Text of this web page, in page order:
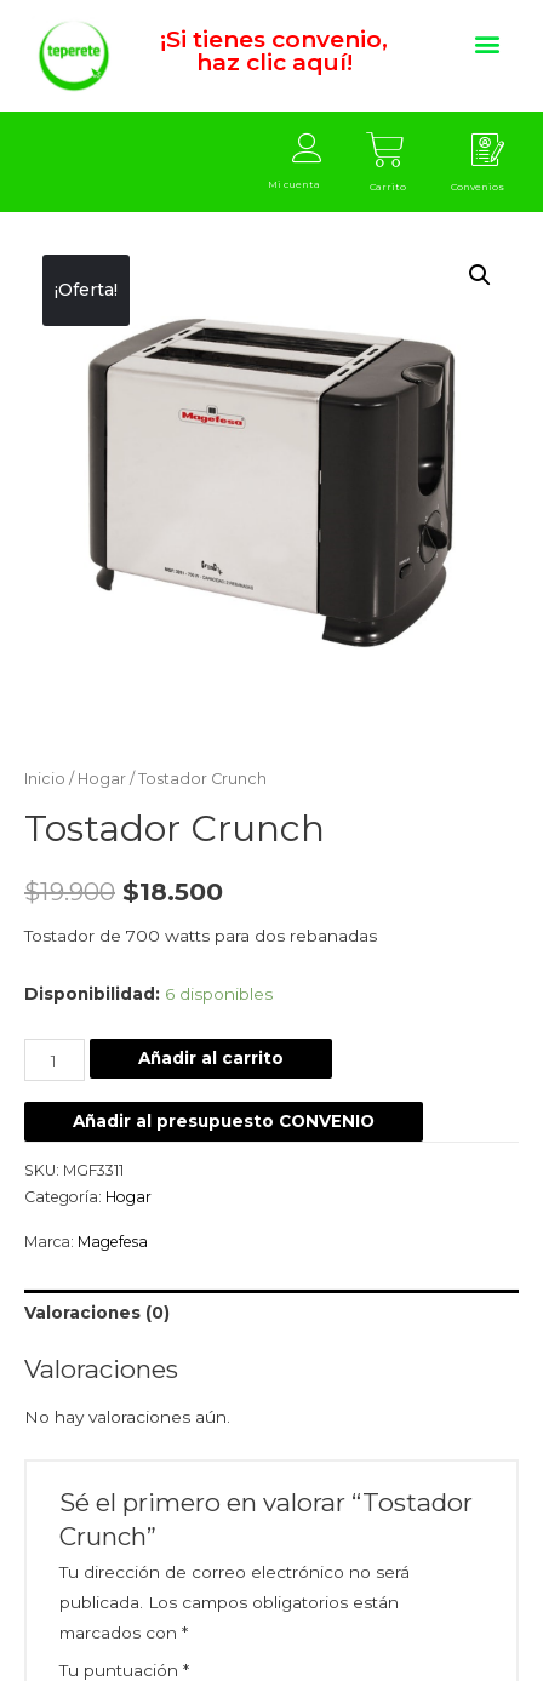
¡Si tienes convenio,
haz clic aquí!
Mi cuenta Carrito Convenios
¡Oferta!
Inicio / Hogar / Tostador Crunch
Tostador Crunch
$19.900 $18.500
Tostador de 700 watts para dos rebanadas
Disponibilidad: 6 disponibles
Añadir al carrito
Añadir al presupuesto CONVENIO
SKU: MGF3311
Categoría: Hogar
Marca: Magefesa
Valoraciones (0)
Valoraciones
No hay valoraciones aún.
Sé el primero en valorar “Tostador
Crunch”
Tu dirección de correo electrónico no será
publicada.
Los campos obligatorios están
marcados con*
Tu puntuación*